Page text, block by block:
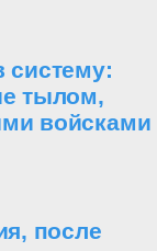
систему:
тылом,
войсками
после